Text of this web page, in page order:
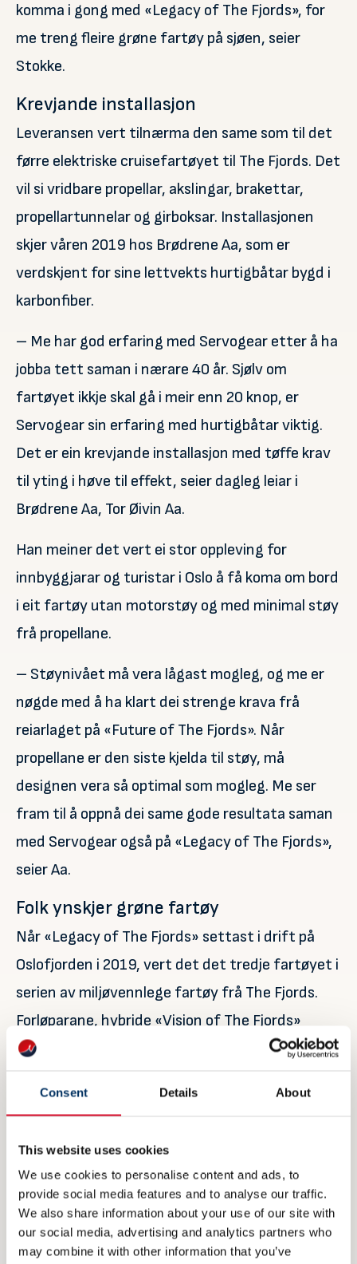
Consent Details About
This website uses cookies
We use cookies to personalise content and ads, to
provide social media features and to analyse our traffic.
We also share information about your use of our site with
our social media, advertising and analytics partners who
may combine it with other information that you’ve
komma i gong med «Legacy of The Fjords», for
me treng fleire grøne fartøy på sjøen, seier
Stokke.
Krevjande installasjon
Leveransen vert tilnærma den same som til det
førre elektriske cruisefartøyet til The Fjords. Det
vil si vridbare propellar, akslingar, brakettar,
propellartunnelar og girboksar. Installasjonen
skjer våren 2019 hos Brødrene Aa, som er
verdskjent for sine lettvekts hurtigbåtar bygd i
karbonfiber.
– Me har god erfaring med Servogear etter å ha
jobba tett saman i nærare 40 år. Sjølv om
fartøyet ikkje skal gå i meir enn 20 knop, er
Servogear sin erfaring med hurtigbåtar viktig.
Det er ein krevjande installasjon med tøffe krav
til yting i høve til effekt, seier dagleg leiar i
Brødrene Aa, Tor Øivin Aa.
Han meiner det vert ei stor oppleving for
innbyggjarar og turistar i Oslo å få koma om bord
i eit fartøy utan motorstøy og med minimal støy
frå propellane.
– Støynivået må vera lågast mogleg, og me er
nøgde med å ha klart dei strenge krava frå
reiarlaget på «Future of The Fjords». Når
propellane er den siste kjelda til støy, må
designen vera så optimal som mogleg. Me ser
fram til å oppnå dei same gode resultata saman
med Servogear også på «Legacy of The Fjords»,
seier Aa.
Folk ynskjer grøne fartøy
Når «Legacy of The Fjords» settast i drift på
Oslofjorden i 2019, vert det det tredje fartøyet i
serien av miljøvennlege fartøy frå The Fjords.
Forløparane, hybride «Vision of The Fjords»
(2016) og heilelektriske «Future of The Fjords»
no går «Vision of The Fjords» som julebåt mellom
Oslo sentrum og «julebyen» Drøbak.
– Me er stolte over å kunne ta det utsleppsfrie
cruisekonseptet vårt til Oslo, der enno fleire får